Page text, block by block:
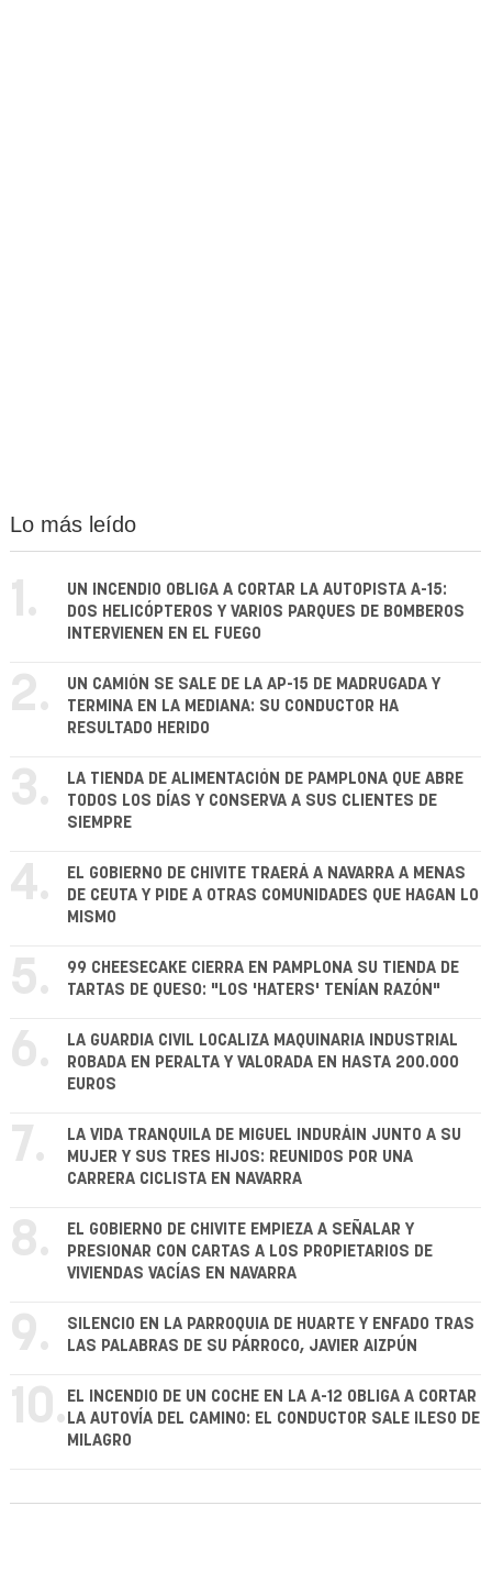
Lo más leído
1.
UN INCENDIO OBLIGA A CORTAR LA AUTOPISTA A-15:
DOS HELICÓPTEROS Y VARIOS PARQUES DE BOMBEROS
INTERVIENEN EN EL FUEGO
2.
UN CAMIÓN SE SALE DE LA AP-15 DE MADRUGADA Y
TERMINA EN LA MEDIANA: SU CONDUCTOR HA
RESULTADO HERIDO
3.
LA TIENDA DE ALIMENTACIÓN DE PAMPLONA QUE ABRE
TODOS LOS DÍAS Y CONSERVA A SUS CLIENTES DE
SIEMPRE
4.
EL GOBIERNO DE CHIVITE TRAERÁ A NAVARRA A MENAS
DE CEUTA Y PIDE A OTRAS COMUNIDADES QUE HAGAN LO
MISMO
5.
99 CHEESECAKE CIERRA EN PAMPLONA SU TIENDA DE
TARTAS DE QUESO: "LOS 'HATERS' TENÍAN RAZÓN"
6.
LA GUARDIA CIVIL LOCALIZA MAQUINARIA INDUSTRIAL
ROBADA EN PERALTA Y VALORADA EN HASTA 200.000
EUROS
7.
LA VIDA TRANQUILA DE MIGUEL INDURÁIN JUNTO A SU
MUJER Y SUS TRES HIJOS: REUNIDOS POR UNA
CARRERA CICLISTA EN NAVARRA
8.
EL GOBIERNO DE CHIVITE EMPIEZA A SEÑALAR Y
PRESIONAR CON CARTAS A LOS PROPIETARIOS DE
VIVIENDAS VACÍAS EN NAVARRA
9.
SILENCIO EN LA PARROQUIA DE HUARTE Y ENFADO TRAS
LAS PALABRAS DE SU PÁRROCO, JAVIER AIZPÚN
10. EL INCENDIO DE UN COCHE EN LA A-12 OBLIGA A CORTAR
LA AUTOVÍA DEL CAMINO: EL CONDUCTOR SALE ILESO DE
MILAGRO